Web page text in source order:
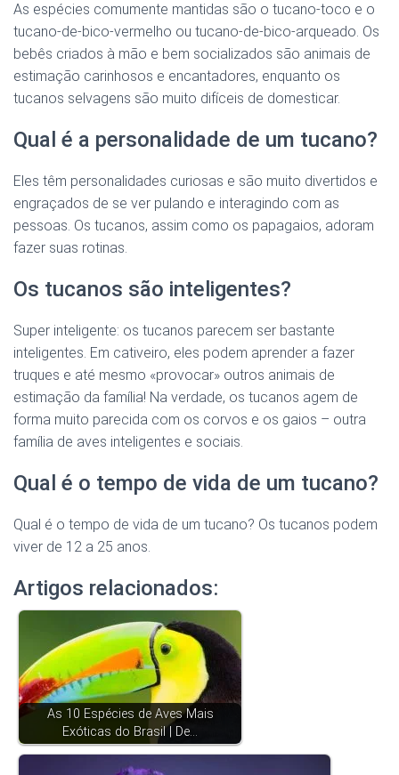
As espécies comumente mantidas são o tucano-toco e o
tucano-de-bico-vermelho ou tucano-de-bico-arqueado. Os
bebês criados à mão e bem socializados são animais de
estimação carinhosos e encantadores, enquanto os
tucanos selvagens são muito difíceis de domesticar.
Qual é a personalidade de um tucano?
Eles têm personalidades curiosas e são muito divertidos e
engraçados de se ver pulando e interagindo com as
pessoas. Os tucanos, assim como os papagaios, adoram
fazer suas rotinas.
Os tucanos são inteligentes?
Super inteligente: os tucanos parecem ser bastante
inteligentes. Em cativeiro, eles podem aprender a fazer
truques e até mesmo «provocar» outros animais de
estimação da família! Na verdade, os tucanos agem de
forma muito parecida com os corvos e os gaios – outra
família de aves inteligentes e sociais.
Qual é o tempo de vida de um tucano?
Qual é o tempo de vida de um tucano? Os tucanos podem
viver de 12 a 25 anos.
Artigos relacionados:
As 10 Espécies de Aves Mais
Exóticas do Brasil | De…